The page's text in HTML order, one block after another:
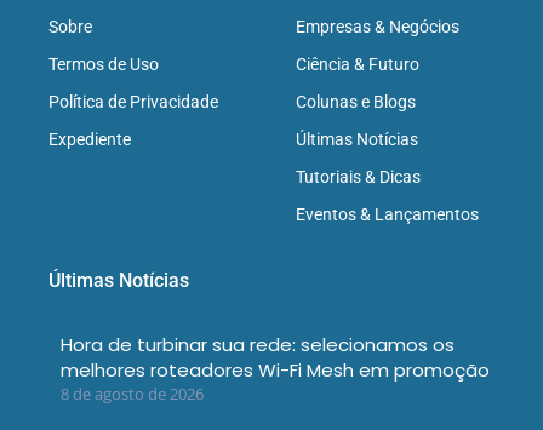
Sobre
Termos de Uso
Política de Privacidade
Expediente
Empresas & Negócios
Ciência & Futuro
Colunas e Blogs
Últimas Notícias
Tutoriais & Dicas
Eventos & Lançamentos
Últimas Notícias
Hora de turbinar sua rede: selecionamos os
melhores roteadores Wi-Fi Mesh em promoção
8 de agosto de 2026